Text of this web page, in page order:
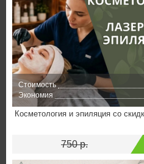
Стоимость
Экономия
Косметология и эпиляция со
750 р.